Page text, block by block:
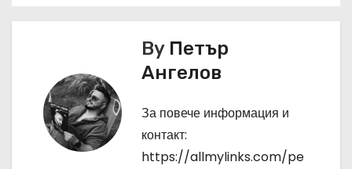
а
By Петър
Ангелов
За повече информация и
контакт:
https://allmylinks.com/pe